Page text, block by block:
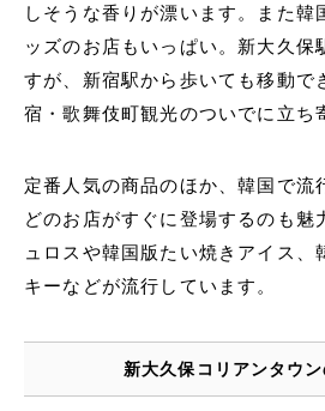
しそうな香りが漂います。また韓
ッズのお店もいっぱい。新大久保
すが、新宿駅から歩いても移動で
宿・歌舞伎町観光のついでに立ち
定番人気の商品のほか、韓国で流
どのお店がすぐに登場するのも魅
ュロスや韓国版たい焼きアイス、
キーなどが流行しています。
新大久保コリアンタウ